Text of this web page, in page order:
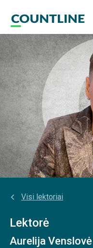
Visi lektoriai
Lektorė
Aurelija Venslovė